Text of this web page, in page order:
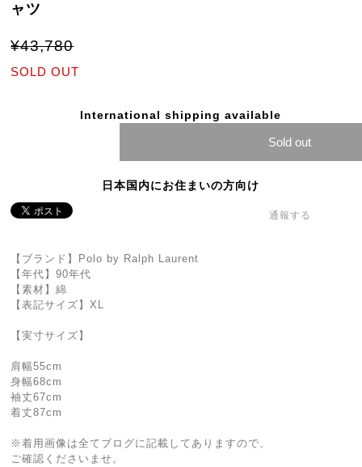
ャツ
¥43,780
SOLD OUT
International shipping available
Sold out
日本国内にお住まいの方向け
通報する
【ブランド】Polo by Ralph Laurent
【年代】90年代
【素材】綿
【表記サイズ】XL
【実寸サイズ】
肩幅55cm
身幅68cm
袖丈67cm
着丈87cm
※着用画像は全てブログに記載してありますので、
ご確認くださいませ。